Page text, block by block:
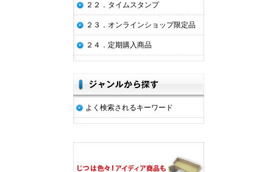
２２．タイムスタンプ
２３．オンラインショップ限定品
２４．定期購入商品
よく検索されるキーワード